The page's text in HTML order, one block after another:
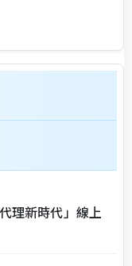
理新時代」線上